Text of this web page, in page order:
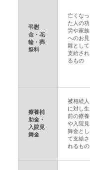
弔慰
金・花
輪・葬
祭料
亡くなっ
た人の功
労や家族
へのお見
舞として
支給され
るもの
療養補
助金・
入院見
舞金
被相続人
に対し生
前の療養
や入院見
舞金とし
て支給さ
れるもの